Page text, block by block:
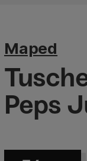
Maped
Peps